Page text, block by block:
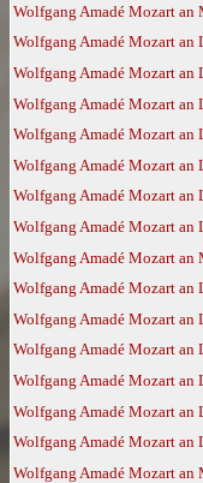
Wolfgang Amadé Mozart an
Wolfgang Amadé Mozart
Wolfgang Amadé Mozart an
Wolfgang Amadé Mozart an
Wolfgang Amadé Mozart an
Wolfgang Amadé Mozart an
Wolfgang Amadé Mozart an
Wolfgang Amadé Mozart an
Wolfgang Amadé Mozart an
Wolfgang Amadé Mozart an
Wolfgang Amadé Mozart an
Wolfgang Amadé Mozart an
Wolfgang Amadé Mozart an
Wolfgang Amadé Mozart an
Wolfgang Amadé Mozart an
Wolfgang Amadé Mozart an